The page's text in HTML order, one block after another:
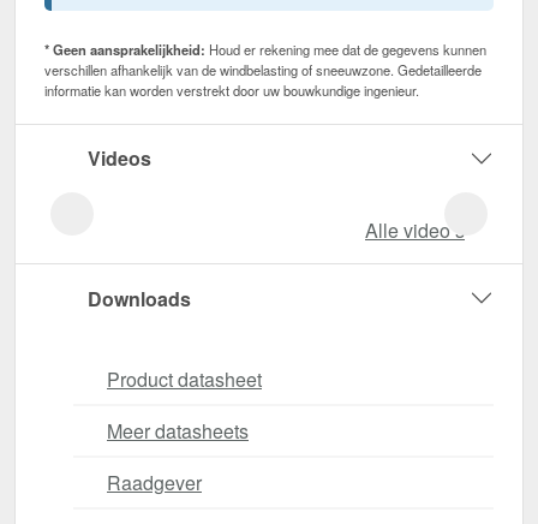
* Geen aansprakelijkheid: Houd er rekening mee dat de gegevens kunnen
verschillen afhankelijk van de windbelasting of sneeuwzone. Gedetailleerde
informatie kan worden verstrekt door uw bouwkundige ingenieur.
Videos
Alle video‘s
Downloads
Product datasheet
Meer datasheets
Raadgever